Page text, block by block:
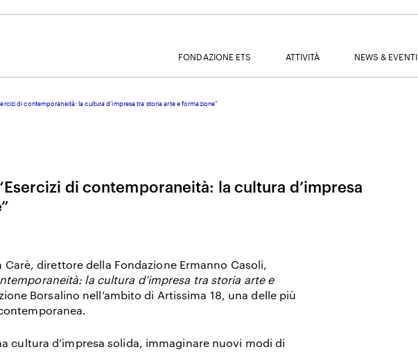
COGNOME
ACCETTO ITERMINI E CONDIZIONIDELLA FONDAZIONE ERMANNO CASOLI
FONDAZIONE ETS ATTIVITÀ NEWS & EVENTI
di contemporaneità: la cultura d’impresa tra storia arte e formazione”
di contemporaneità: la cultura d’impresa
direttore della Fondazione Ermanno Casoli,
la cultura d’impresa tra storia arte e
Borsalino nell’ambito di Artissima 18, una delle più
cultura d’impresa solida, immaginare nuovi modi di